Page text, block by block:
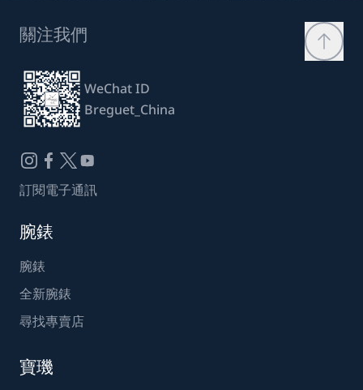
關注我們
WeChat ID
Breguet_China
訂閱電子通訊
腕錶
腕錶
全新腕錶
尋找專賣店
寶璣